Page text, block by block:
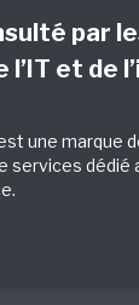
par
et de
une marque
services dédié